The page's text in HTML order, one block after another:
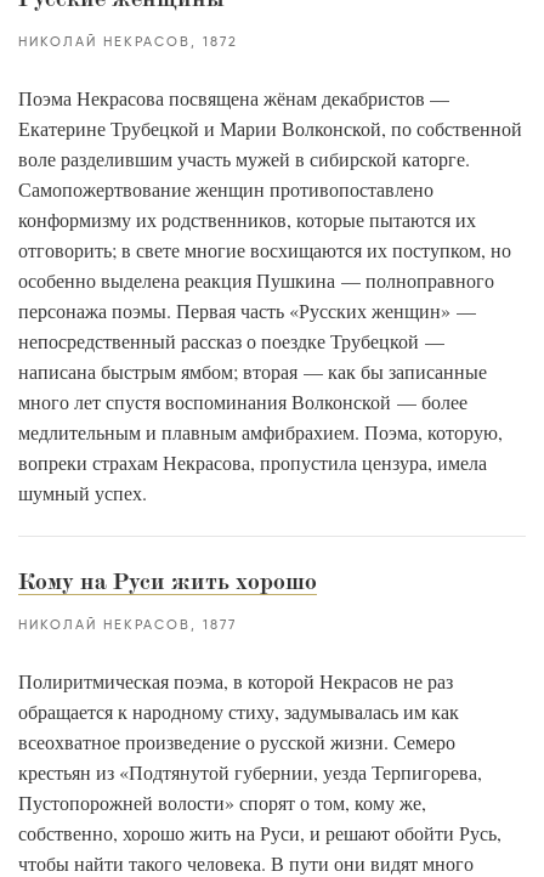
НИКОЛАЙ НЕКРАСОВ 1872
Поэма Некрасова посвящена жёнам декабристов —
Екатерине Трубецкой и Марии Волконской, по собственной
воле разделившим участь мужей в сибирской каторге.
Самопожертвование женщин противопоставлено
конформизму их родственников, которые пытаются их
отговорить; в свете многие восхищаются их поступком, но
особенно выделена реакция Пушкина — полноправного
персонажа поэмы. Первая часть «Русских женщин» —
непосредственный рассказ о поездке Трубецкой —
написана быстрым ямбом; вторая — как бы записанные
много лет спустя воспоминания Волконской — более
медлительным и плавным амфибрахием. Поэма, которую,
вопреки страхам Некрасова, пропустила цензура, имела
шумный успех.
Кому на Руси жить хорошо
НИКОЛАЙ НЕКРАСОВ 1877
Полиритмическая поэма, в которой Некрасов не раз
обращается к народному стиху, задумывалась им как
всеохватное произведение о русской жизни. Семеро
крестьян из «Подтянутой губернии, уезда Терпигорева,
Пустопорожней волости» спорят о том, кому же,
собственно, хорошо жить на Руси, и решают обойти Русь,
чтобы найти такого человека. В пути они видят много